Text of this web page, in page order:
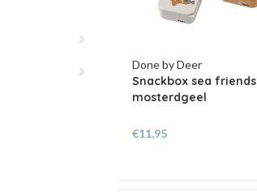
Done by Deer
Snackbox sea friends
mosterdgeel
€11,95